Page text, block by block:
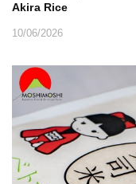
Akira Rice
10/06/2026